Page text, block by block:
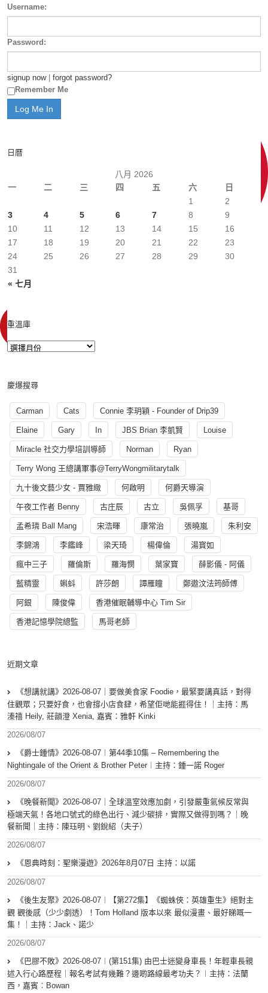
Username:
Password:
signup now| forgot password?
Remember Me
日曆
八月 2026
一
二 三 四 五 六 日
« 七月
1
2
3
4 5 6 7 8
9
10
11 12 13 14 15
16
17
18 19 20 21 22
23
24
25 26 27 28 29
30
31
重溫庫
慶爆搜尋
Carman Cats Connie 李玥穎 - Founder of Drip39
Elaine Gary In JBS Brian 李凱賢 Louise
Miracle 社交力學培訓導師 Norman Ryan
Terry Wong 王總講軍事@TerryWongmilitarytalk
九十後文藝少女 - 賈雅緻 何啟明 何爵天導演
午夜工作者 Benny 古庄辰 古立 吳佩孚 基哥
孟希璘 Ball Mang 宋浩暉 康常治 張曉嵐 朱利安
李錦鴻 李鑑峰 梁天琦 楊偉倫 湯寳如
瘋中三子 羅倫斯 羅海憫 葉家寶 薛影儀 - 阿儀
藍精靈 蝌蚪 許莎朗 譚雁瞳 鄭遨汶法筠師傅
阿銀 陳俊偉 香港催眠輔導中心 Tim Sir
香港記憶學院總監 馬哥老師
近期文章
《想講就講》2026-08-07｜要做美食家 Foodie，最緊要講真話，對得
住觀眾；只要好食，也會撐小店食肆，希望佢哋能捱得住！｜主持：馬
溱禧 Heily, 莊韻澄 Xenia, 嘉賓：雅軒 Kinki
2026/08/07
《爵士鍾情》2026-08-07︱第44季10集 – Remembering the
Nightingale of the Orient & Brother Peter︱主持：鍾一諾 Roger
2026/08/07
《晚餐新聞》2026-08-07｜全球溫室效應加劇，引發嚴重氣候反常與
極端天氣！各地口號式的綠色出行、減少碳排，實際又做得到嗎？｜晚
餐新聞｜主持：陳珏明、劉銳紹（夫子）
2026/08/07
《恩典時刻：聖樂漫遊》2026年8月07日 主持：以諾
2026/08/07
《後生友聚》2026-08-07︱【第272集】《蜘蛛俠：英雄重生》絕對主
觀 觀後感（少少劇透）！Tom Holland 版本以來 最似漫畫、最好睇嘅一
集！｜主持：Jack、諾少
2026/08/07
《巴膠不敗》2026-08-07︱(第151集) 由巴士迷變身車長！年輕車長親
述入行心路歷程｜報名考試有幾難？邊啲路線最考功夫？︱主持：法蘭
西，嘉賓︰Bowan